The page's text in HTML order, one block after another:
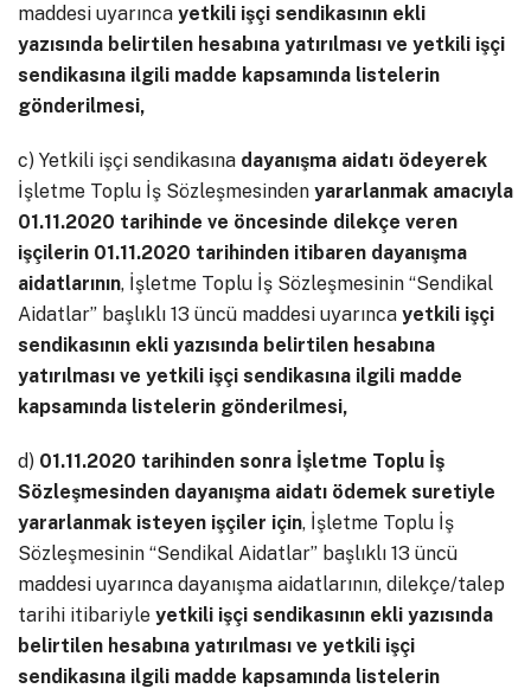
maddesi uyarınca yetkili işçi sendikasının ekli
yazısında belirtilen hesabına yatırılması ve yetkili işçi
sendikasına ilgili madde kapsamında listelerin
gönderilmesi,
c) Yetkili işçi sendikasına dayanışma aidatı ödeyerek
İşletme Toplu İş Sözleşmesinden yararlanmak amacıyla
01.11.2020 tarihinde ve öncesinde dilekçe veren
işçilerin 01.11.2020 tarihinden itibaren dayanışma
aidatlarının, İşletme Toplu İş Sözleşmesinin “Sendikal
Aidatlar” başlıklı 13 üncü maddesi uyarınca yetkili işçi
sendikasının ekli yazısında belirtilen hesabına
yatırılması ve yetkili işçi sendikasına ilgili madde
kapsamında listelerin gönderilmesi,
d) 01.11.2020 tarihinden sonra İşletme Toplu İş
Sözleşmesinden dayanışma aidatı ödemek suretiyle
yararlanmak isteyen işçiler için, İşletme Toplu İş
Sözleşmesinin “Sendikal Aidatlar” başlıklı 13 üncü
maddesi uyarınca dayanışma aidatlarının, dilekçe/talep
tarihi itibariyle yetkili işçi sendikasının ekli yazısında
belirtilen hesabına yatırılması ve yetkili işçi
sendikasına ilgili madde kapsamında listelerin